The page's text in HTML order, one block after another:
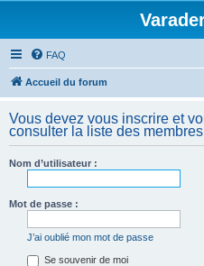
FAQ
Accueil du forum
Vous devez vous inscrire et
consulter la liste des
Nom d’utilisateur :
Mot de passe :
J’ai oublié mon mot de passe
Se souvenir de moi